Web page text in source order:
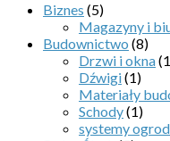
Biznes (5)
Magazyny i
Budownictwo (8)
Drzwi i okna
Dźwigi(1)
Materiały
Schody(1)
systemy